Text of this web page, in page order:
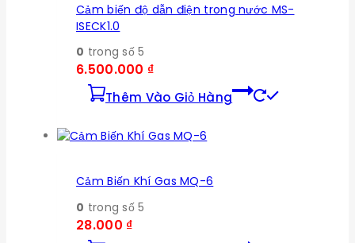
Cảm biến độ dẫn điện trong nước MS-
ISECK1.0
0 trong số 5
6.500.000 ₫
Thêm Vào Giỏ Hàng
Cảm Biến Khí Gas MQ-6
0 trong số 5
28.000 ₫